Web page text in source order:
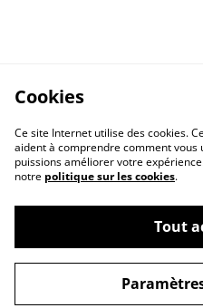
Contactez-nous
Cookies
Ce site Internet utilise des cookies.
aident à comprendre comment vous
puissions améliorer votre
notre politique sur les cookies.
Tout